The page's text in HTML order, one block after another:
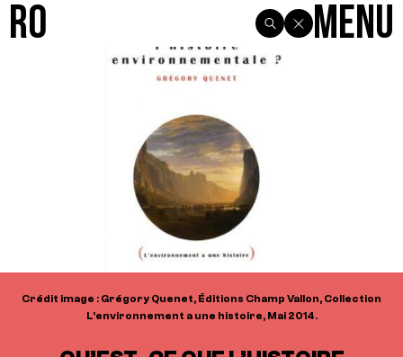
R0 Menu
Crédit image : Grégory Quenet, Éditions Champ Vallon, Collection
L’environnement a une histoire, Mai 2014.